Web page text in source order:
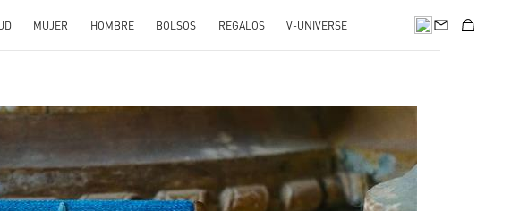
MUJER HOMBRE BOLSOS REGALOS V-UNIVERSE